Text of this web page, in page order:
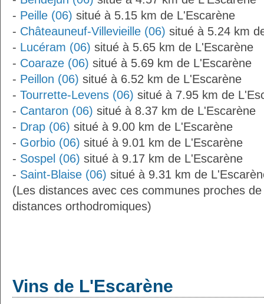
- Peille (06) situé à 5.15 km de L'Escarène
- Châteauneuf-Villevieille (06) situé à 5.24 km
- Lucéram (06) situé à 5.65 km de L'Escarène
- Coaraze (06) situé à 5.69 km de L'Escarène
- Peillon (06) situé à 6.52 km de L'Escarène
- Tourrette-Levens (06) situé à 7.95 km de
- Cantaron (06) situé à 8.37 km de L'Escarène
- Drap (06) situé à 9.00 km de L'Escarène
- Gorbio (06) situé à 9.01 km de L'Escarène
- Sospel (06) situé à 9.17 km de L'Escarène
- Saint-Blaise (06) situé à 9.31 km de
(Les distances avec ces communes proches
distances orthodromiques)
Vins de L'Escarène